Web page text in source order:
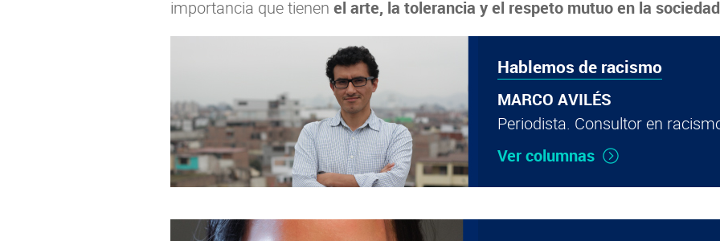
importancia que tienen el arte, la tolerancia y el respeto mutuo en la
Hablemos de racismo
MARCO AVILÉS
Periodista. Consultor en
Ver columnas